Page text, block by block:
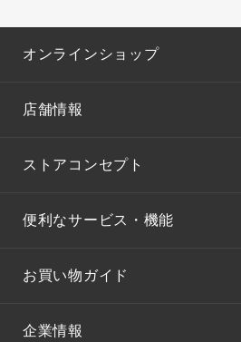
オンラインショップ
店舗情報
ストアコンセプト
便利なサービス・機能
お買い物ガイド
企業情報